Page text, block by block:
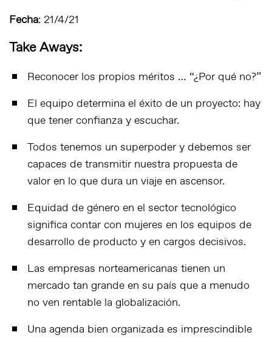
Fecha: 21/4/21
Take Aways:
Reconocer los propios méritos … “¿Por qué no?”
El equipo determina el éxito de un proyecto: hay
que tener confianza y escuchar.
Todos tenemos un superpoder y debemos ser
capaces de transmitir nuestra propuesta de
valor en lo que dura un viaje en ascensor.
Equidad de género en el sector tecnológico
significa contar con mujeres en los equipos de
desarrollo de producto y en cargos decisivos.
Las empresas norteamericanas tienen un
mercado tan grande en su país que a menudo
no ven rentable la globalización.
Una agenda bien organizada es imprescindible